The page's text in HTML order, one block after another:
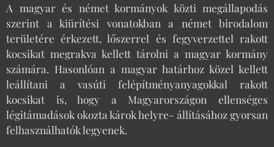
A magyar és német kormányok közti megállapodás
szerint a kiürítési vonatokban a német birodalom
területére érkezett, lőszerrel és fegyverzettel rakott
kocsikat megrakva kellett tárolni a magyar kormány
számára. Hasonlóan a magyar határhoz közel kellett
leállítani a vasúti felépítményanyagokkal rakott
kocsikat is, hogy a Magyarországon ellenséges
légitámadások okozta károk helyre- állításához gyorsan
felhasználhatók legyenek.